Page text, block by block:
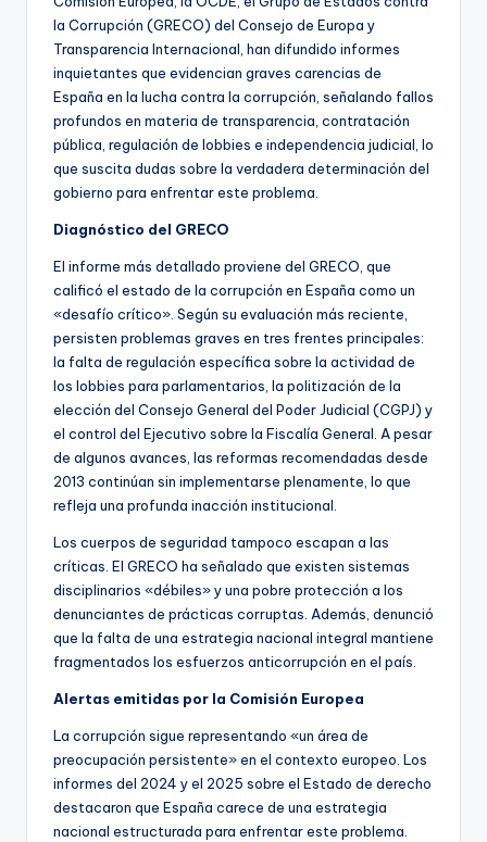
la Corrupción (GRECO) del Consejo de Europa y
Transparencia Internacional, han difundido informes
inquietantes que evidencian graves carencias de
España en la lucha contra la corrupción, señalando fallos
profundos en materia de transparencia, contratación
pública, regulación de lobbies e independencia judicial, lo
que suscita dudas sobre la verdadera determinación del
gobierno para enfrentar este problema.
Diagnóstico del GRECO
El informe más detallado proviene del GRECO, que
calificó el estado de la corrupción en España como un
«desafío crítico». Según su evaluación más reciente,
persisten problemas graves en tres frentes principales:
la falta de regulación específica sobre la actividad de
los lobbies para parlamentarios, la politización de la
elección del Consejo General del Poder Judicial (CGPJ) y
el control del Ejecutivo sobre la Fiscalía General. A pesar
de algunos avances, las reformas recomendadas desde
2013 continúan sin implementarse plenamente, lo que
refleja una profunda inacción institucional.
Los cuerpos de seguridad tampoco escapan a las
críticas. El GRECO ha señalado que existen sistemas
disciplinarios «débiles» y una pobre protección a los
denunciantes de prácticas corruptas. Además, denunció
que la falta de una estrategia nacional integral mantiene
fragmentados los esfuerzos anticorrupción en el país.
Alertas emitidas por la Comisión Europea
La corrupción sigue representando «un área de
preocupación persistente» en el contexto europeo. Los
informes del 2024 y el 2025 sobre el Estado de derecho
destacaron que España carece de una estrategia
nacional estructurada para enfrentar este problema.